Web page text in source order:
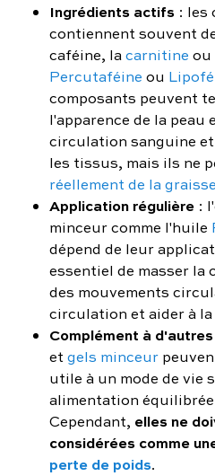
Ingrédients actifs : les
contiennent souvent
caféine, lacarnitine ou
Percutaféine ou
composants peuvent
l'apparence de la peau
circulation sanguine
les tissus, mais ils ne
réellement de la graisse
Application régulière :
minceur comme l'huile
dépend de leur
essentiel de masser la
des mouvements
circulation et aider à
Complément à
etgels minceur
utile à un mode de vie
alimentation
Cependant, elles ne
considérées comme
perte de poids.